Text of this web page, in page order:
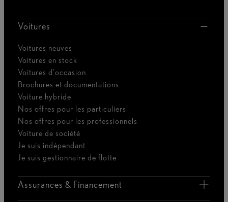
Voitures
Voitures neuves
Voitures en stock
Voitures d'occasion
Brochures et documentations
Voiture hybride
Nos offres pour les particuliers
Nos offres pour les professionnels
Voiture de société
Je suis indépendant
Je suis gestionnaire de flotte
Assurances & Financement